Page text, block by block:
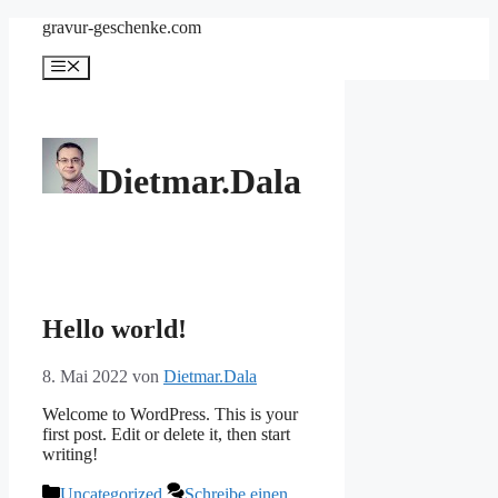
springen
gravur-geschenke.com
Menü
Dietmar.Dala
Hello world!
8. Mai 2022 von Dietmar.Dala
Welcome to WordPress. This is your
first post. Edit or delete it, then start
writing!
Kategorien
Uncategorized
Schreibe einen